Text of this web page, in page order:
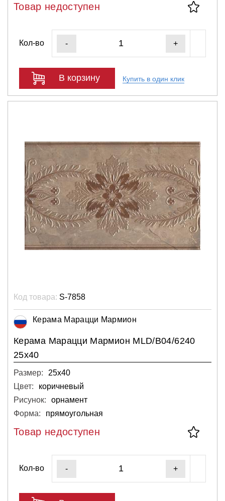
Товар недоступен
Кол-во - +
В корзину Купить в один клик
Код товара: S-7858
Керама Марацци Мармион
Керама Марацци Мармион MLD/B04/6240
25х40
Размер:
25х40
Цвет:
коричневый
Рисунок:
орнамент
Форма:
прямоугольная
Товар недоступен
Кол-во - +